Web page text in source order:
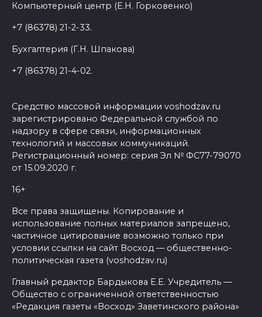
Компьютерный центр (Е.Н. Горковенко)
+7 (86378) 21-2-33.
Бухгалтерия (Г.Н. Шпакова)
+7 (86378) 21-4-02.
Средство массовой информации voshodzav.ru
зарегистрировано Федеральной службой по
надзору в сфере связи, информационных
технологий и массовых коммуникаций.
Регистрационный номер: серия Эл № ФС77-79070
от 15.09.2020 г.
16+
Все права защищены. Копирование и
использование полных материалов запрещено,
частичное цитирование возможно только при
условии ссылки на сайт Восход — общественно-
политическая газета (voshodzav.ru)
Главный редактор Бардыкова Е.Е. Учредитель —
Общество с ограниченной ответственностью
«Редакция газеты «Восход» Заветинского района»